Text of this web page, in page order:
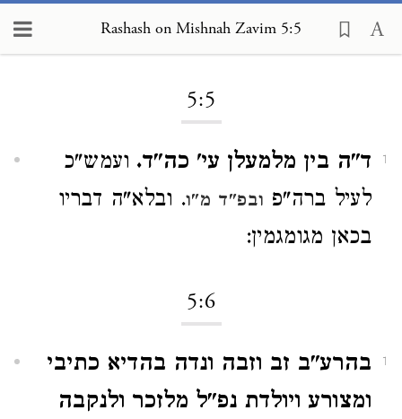
Rashash on Mishnah Zavim 5:5
5:5
1 ד"ה בין מלמעלן עי' כה"ד. ועמש"כ
לעיל ברה"פ ובפ"ד מ"ו. ובלא"ה דבריו
בכאן מגומגמין:
5:6
1
בהרע"ב זב וזבה ונדה בהדיא כתיבי
ומצורע ויולדת נפ"ל מלזכר ולנקבה